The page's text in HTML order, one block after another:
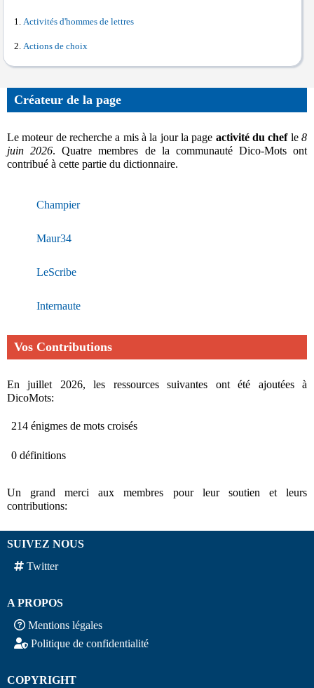
Activités d'hommes de lettres
Actions de choix
Créateur de la page
Le moteur de recherche a mis à la jour la page activité du chefle8
juin 2026. Quatre membres de la communauté Dico-Mots ont
contribué à cette partie du dictionnaire.
Champier
Maur34
LeScribe
Internaute
Vos Contributions
En juillet 2026, les ressources suivantes ont été ajoutées à
DicoMots:
214 énigmes de mots croisés
0 définitions
Un grand merci aux membres pour leur soutien et leurs
contributions:
SUIVEZ NOUS
Twitter
A PROPOS
Mentions légales
Politique de confidentialité
COPYRIGHT